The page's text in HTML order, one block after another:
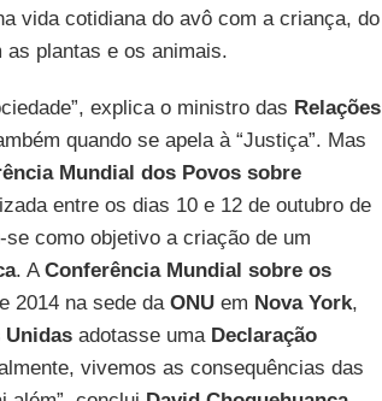
vida cotidiana do avô com a criança, do
as plantas e os animais.
explica o ministro das Relações
quando se apela à “Justiça”. Mas
Mundial dos Povos sobre
entre os dias 10 e 12 de outubro de
como objetivo a criação de um
. AConferência Mundial sobre os
2014 na sede da ONUem Nova York,
Unidasadotasse uma Declaração
vivemos as consequências das